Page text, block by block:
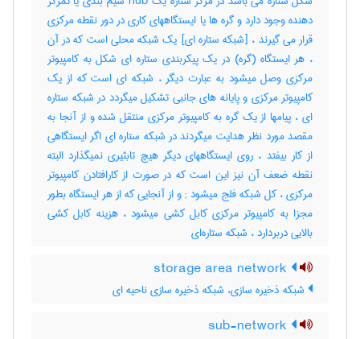
دهنده وجود دارد و گره ها یا ایستگاههای کاری در دور نقطه مرکزی
قرار می گیرند ، [شبکه ستاره ای] یک شبکه محلی است که در آن
، هر ایستگاه (گره) در یک پیکربندی ستاره ای شکل به کامپیوتر
مرکزی وصل میشود به عبارت دیگر ، شبکه ای است که از یک
کامپیوتر مرکزی و پایانه های جانبی تشکیل میگردد در شبکه ستاره
ای ، پیامها از یک گره به کامپیوتر مرکزی منتقل شده و از آنجا به
مقصد مورد نظر هدایت میگردند در شبکه ستاره ای اگر ایستگاهی
از کار بیفتد ، روی ایستگاههای دیگر هیچ تابثیری نمیگذارد البته
نقطه ضعف آن نیز این است که در صورت از کارافتادن کامپیوتر
مرکزی ، کل شبکه فلج میشود‎ ; و از آنجایی که از هر ایستگاه بطور
مجزا به کامپیوتر مرکزی کابل کشی میشود ، هزینه کابل کشی
بالایی دربردارد ، شبکه ستاره‌ای
شبکه ذخیره سازی، شبکه ذخیره سازی ناحیه ای